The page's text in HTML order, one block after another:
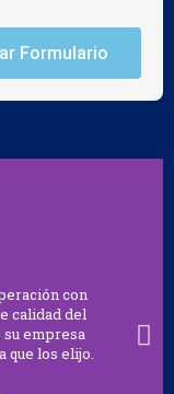
Formulario
con
calidad del
su empresa
que los elijo.